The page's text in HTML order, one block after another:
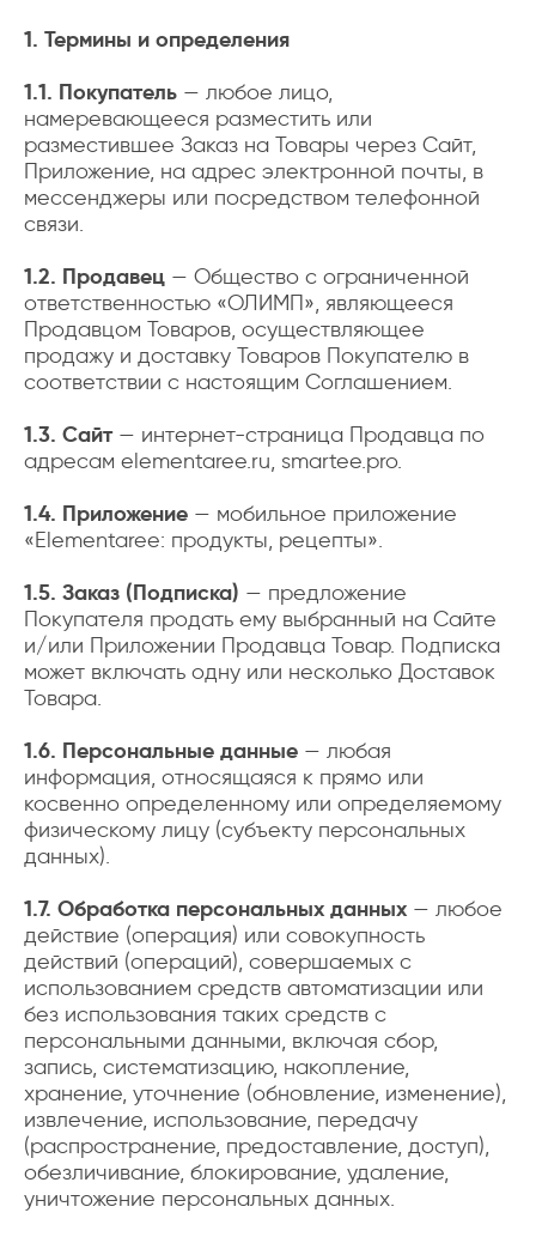
1. Термины и определения
1.1. Покупатель — любое лицо,
намеревающееся разместить или
разместившее Заказ на Товары через Сайт,
Приложение, на адрес электронной почты, в
мессенджеры или посредством телефонной
связи.
1.2. Продавец — Общество с ограниченной
ответственностью «ОЛИМП», являющееся
Продавцом Товаров, осуществляющее
продажу и доставку Товаров Покупателю в
соответствии с настоящим Соглашением.
1.3. Сайт— интернет-страница Продавца по
адресам elementaree.ru smartee.pro.
1.4. Приложение — мобильное приложение
«Elementaree: продукты, рецепты».
1.5. Заказ (Подписка) — предложение
Покупателя продать ему выбранный на Сайте
и/или Приложении Продавца Товар. Подписка
может включать одну или несколько Доставок
Товара.
1.6. Персональные данные — любая
информация, относящаяся к прямо или
косвенно определенному или определяемому
физическому лицу (субъекту персональных
данных).
1.7. Обработка персональных данных — любое
действие (операция) или совокупность
действий (операций), совершаемых с
использованием средств автоматизации или
без использования таких средств с
персональными данными, включая сбор,
запись, систематизацию, накопление,
хранение, уточнение (обновление, изменение),
извлечение, использование, передачу
(распространение, предоставление, доступ),
обезличивание, блокирование, удаление,
уничтожение персональных данных.